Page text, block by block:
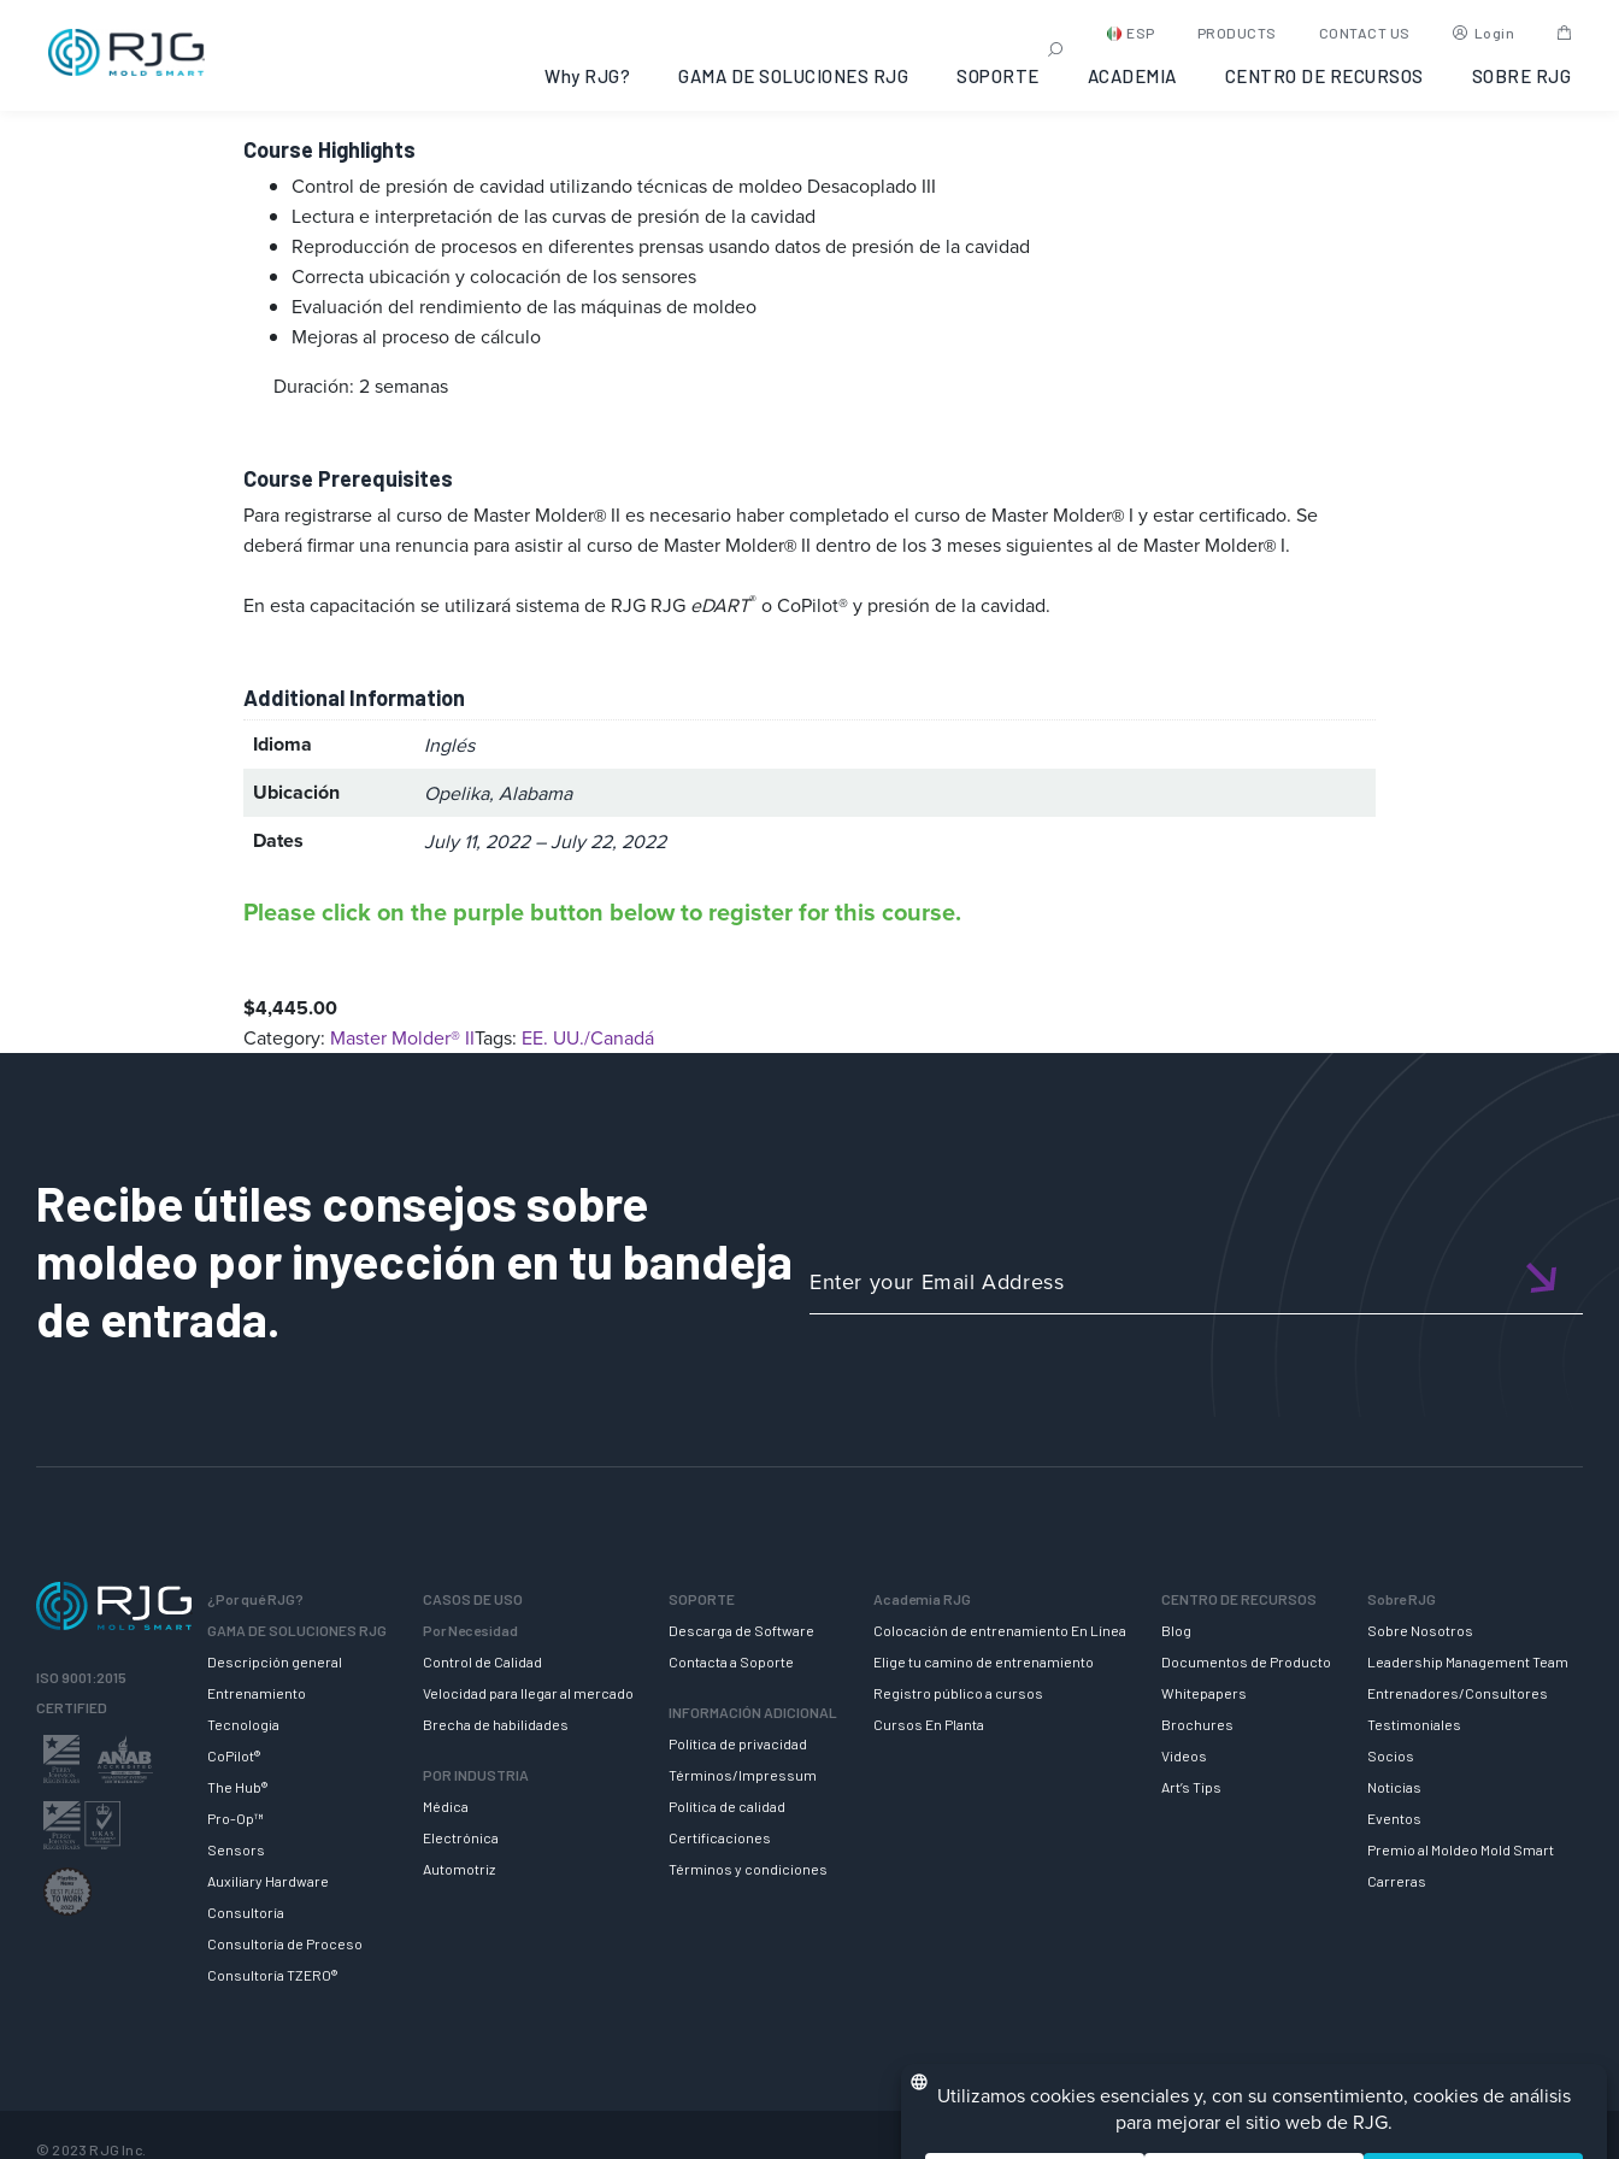
ESP PRODUCTS CONTACT US Login
Why RJG? GAMA DE SOLUCIONES RJG SOPORTE ACADEMIA CENTRO DE RECURSOS SOBRE RJG
Master Molder® II: Opelika, Alabama, 2022-07-11
Course Highlights
Control de presión de cavidad utilizando técnicas de moldeo Desacoplado III
Lectura e interpretación de las curvas de presión de la cavidad
Reproducción de procesos en diferentes prensas usando datos de presión de la cavidad
Correcta ubicación y colocación de los sensores
Evaluación del rendimiento de las máquinas de moldeo
Mejoras al proceso de cálculo
Duración: 2 semanas
Course Prerequisites
Para registrarse al curso de Master Molder®II es necesario haber completado el curso de Master Molder®I y estar certificado. Se
deberá firmar una renuncia para asistir al curso de Master Molder®II dentro de los 3 meses siguientes al de Master Molder®I.
En esta capacitación se utilizará sistema de RJG RJG eDART®o CoPilot® y presión de la cavidad.
Additional Information
Idioma Inglés
Ubicación Opelika, Alabama
Dates July 11, 2022 – July 22, 2022
Please click on the purple button below to register for this course.
$4,445.00
Category: Master Molder® IITags: EE. UU./Canadá
Recibe útiles consejos sobre
moldeo por inyección en tu bandeja
de entrada.
ISO 9001:2015
CERTIFIED
¿Por qué RJG?
GAMA DE SOLUCIONES RJG
Descripción general
Entrenamiento
Tecnologia
CoPilot®
The Hub®
Pro-Op™
Sensors
Auxiliary Hardware
Consultoría
Consultoría de Proceso
Consultoría TZERO®
CASOS DE USO
Por Necesidad
Control de Calidad
Velocidad para llegar al mercado
Brecha de habilidades
POR INDUSTRIA
Médica
Electrónica
Automotriz
SOPORTE
Descarga de Software
Contacta a Soporte
INFORMACIÓN ADICIONAL
Política de privacidad
Términos/Impressum
Política de calidad
Certificaciones
Términos y condiciones
Academia RJG
Colocación de entrenamiento En Línea
Elige tu camino de entrenamiento
Registro público a cursos
Cursos En Planta
CENTRO DE RECURSOS
Blog
Documentos de Producto
Whitepapers
Brochures
Videos
Art’s Tips
Sobre RJG
Sobre Nosotros
Leadership Management Team
Entrenadores/Consultores
Testimoniales
Socios
Noticias
Eventos
Premio al Moldeo Mold Smart
Carreras
© 2023 RJG Inc.
Facebook
LinkedIn